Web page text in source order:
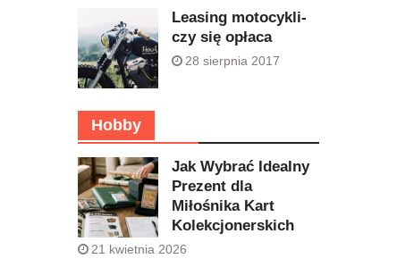
Leasing motocykli-
czy się opłaca
28 sierpnia 2017
Hobby
Jak Wybrać Idealny
Prezent dla
Miłośnika Kart
Kolekcjonerskich
21 kwietnia 2026